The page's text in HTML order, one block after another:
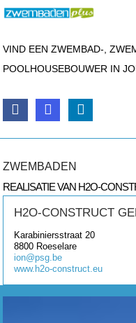
VIND EEN ZWEMBAD-,
POOLHOUSEBOUWER IN
ZWEMBADEN
REALISATIE VAN H2O-
H2O-CONSTRUCT
Karabiniersstraat 20
8800 Roeselare
ion@psg.be
www.h2o-construct.eu